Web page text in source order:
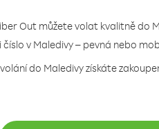
Out můžete volat kvalitně do
číslo v Maledivy – pevná nebo
do Maledivy získáte